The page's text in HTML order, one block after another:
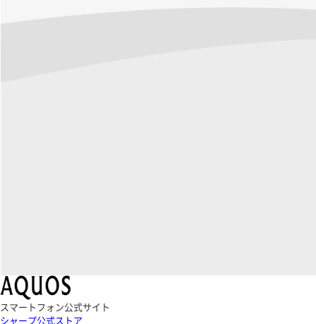
スマートフォン公式サイト
シャープ公式ストア